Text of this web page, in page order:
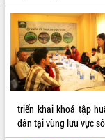
triển khai khoá tập
dân tại vùng lưu vực